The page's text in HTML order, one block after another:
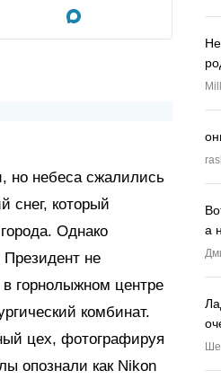
но небеса сжалились
снег, который
Однако
не
горнолыжном центре
комбинат.
цех, фотографируя
опознали как Nikon
а